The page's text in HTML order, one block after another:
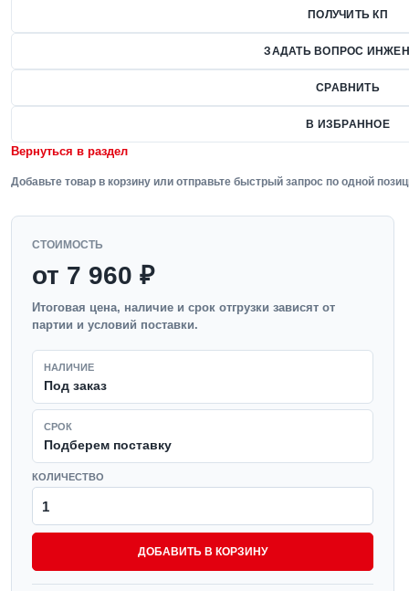
ПОЛУЧИТЬ КП
ЗАДАТЬ ВОПРОС
СРАВНИТЬ
В ИЗБРАННОЕ
Вернуться в раздел
Добавьте товар в корзину или отправьте быстрый запрос по одной
СТОИМОСТЬ
от 7 960 ₽
Итоговая цена, наличие и срок отгрузки зависят от
партии и условий поставки.
НАЛИЧИЕ
Под заказ
СРОК
Подберем поставку
КОЛИЧЕСТВО
ДОБАВИТЬ В КОРЗИНУ